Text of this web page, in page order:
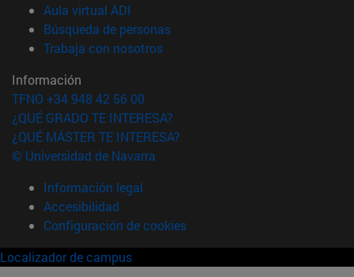
Aula virtual ADI
Búsqueda de personas(abre en nueva ventana)
Trabaja con nosotros(abre en nueva ventana)
Información
TFNO +34 948 42 56 00
¿QUÉ GRADO TE INTERESA?
¿QUÉ MÁSTER TE INTERESA?
© Universidad de Navarra
Información legal
Accesibilidad
Configuración de cookies
Localizador de campus